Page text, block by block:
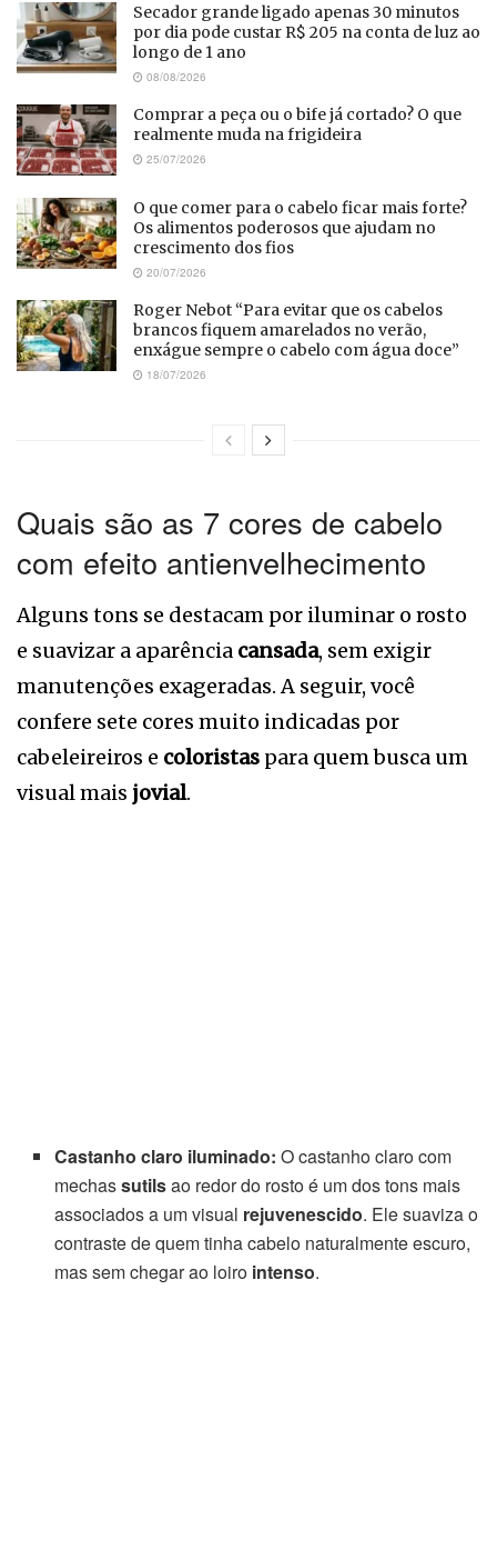
Secador grande ligado apenas 30 minutos
por dia pode custar R$ 205 na conta de luz ao
longo de 1 ano
08/08/2026
Comprar a peça ou o bife já cortado? O que
realmente muda na frigideira
25/07/2026
O que comer para o cabelo ficar mais forte?
Os alimentos poderosos que ajudam no
crescimento dos fios
20/07/2026
Roger Nebot “Para evitar que os cabelos
brancos fiquem amarelados no verão,
enxágue sempre o cabelo com água doce”
18/07/2026
Quais são as 7 cores de cabelo
com efeito antienvelhecimento
Alguns tons se destacam por iluminar o rosto
e suavizar a aparência cansada, sem exigir
manutenções exageradas. A seguir, você
confere sete cores muito indicadas por
cabeleireiros e coloristas para quem busca um
visual mais jovial.
Castanho claro iluminado:O castanho claro com
mechassutilsao redor do rosto é um dos tons mais
associados a um visual rejuvenescido. Ele suaviza o
contraste de quem tinha cabelo naturalmente escuro,
mas sem chegar ao loiro intenso.